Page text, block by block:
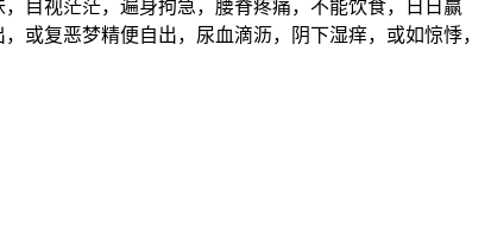
目视茫茫，遍身拘急，腰脊疼痛，不能饮食，日日赢
或复恶梦精便自出，尿血滴沥，阴下湿痒，或如惊悸，